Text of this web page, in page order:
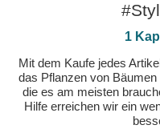
1
Mit dem Kaufe jedes
das Pflanzen von
die es am meisten
Hilfe erreichen wir ein